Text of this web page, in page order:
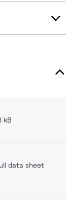
kB
data sheet